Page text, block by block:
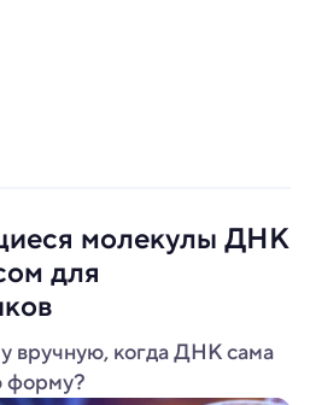
молекулы ДНК
для
вручную, когда ДНК сама
форму?